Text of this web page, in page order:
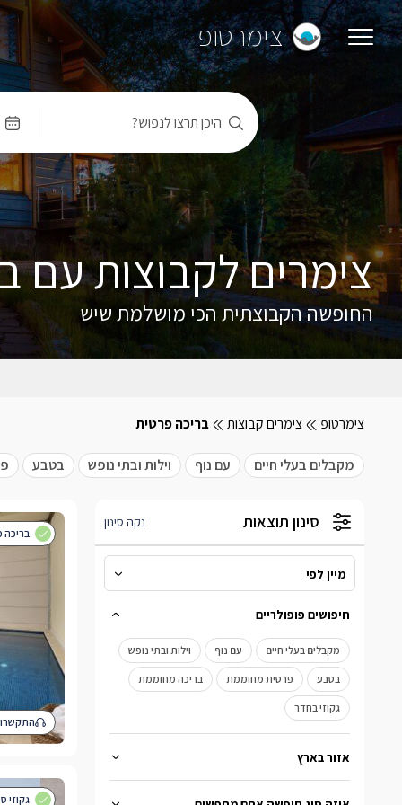
צימרטופ
היכן תרצו לנפוש?
צימרים לקבוצות עם
החופשה הקבוצתית הכי מושלמת שיש
צימרטופ צימרים קבוצות בריכה פרטית
מקבלים בעלי חיים עם נוף וילות ובתי נופש בטבע
סינון תוצאות נקה סינון
מיין לפי
מיין לפי
מהמחיר הנמוך לגבוה
מהמחיר הגבוה לנמוך
חיפושים פופולריים
מקבלים בעלי חיים עם נוף וילות ובתי נופש
בטבע פרטית מחוממת בריכה מחוממת
גקוזי בחדר
אזור בארץ
התקשרו
בריכה
גקוזי